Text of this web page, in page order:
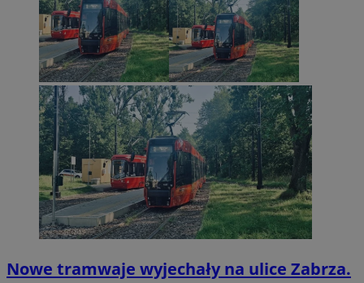
Nowe tramwaje wyjechały na ulice Zabrza.